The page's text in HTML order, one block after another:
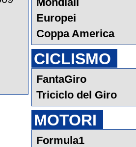
Europei
Coppa America
CICLISMO
FantaGiro
Triciclo del Giro
MOTORI
Formula1